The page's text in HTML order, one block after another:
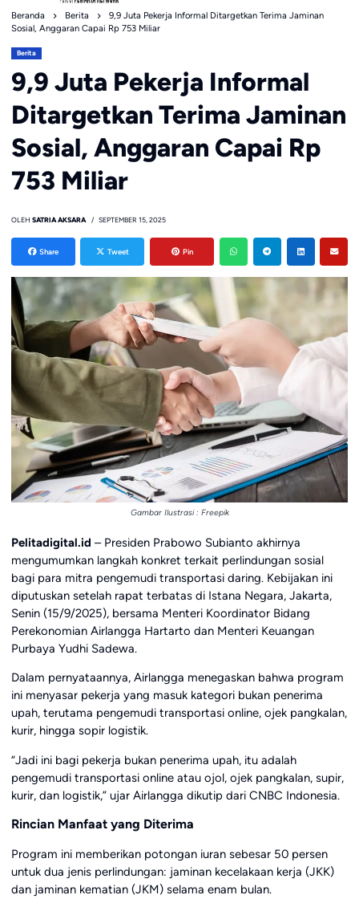
Beranda Berita
9,9 Juta Pekerja Informal Ditargetkan Terima Jaminan
Sosial, Anggaran Capai Rp 753 Miliar
Berita
9,9 Juta Pekerja Informal
Ditargetkan Terima Jaminan
Sosial, Anggaran Capai Rp
753 Miliar
OLEH SATRIA AKSARA SEPTEMBER 15, 2025
Share Tweet Pin
Gambar Ilustrasi : Freepik
Pelitadigital.id – Presiden Prabowo Subianto akhirnya
mengumumkan langkah konkret terkait perlindungan sosial
bagi para mitra pengemudi transportasi daring. Kebijakan ini
diputuskan setelah rapat terbatas di Istana Negara, Jakarta,
Senin (15/9/2025), bersama Menteri Koordinator Bidang
Perekonomian Airlangga Hartarto dan Menteri Keuangan
Purbaya Yudhi Sadewa.
Dalam pernyataannya, Airlangga menegaskan bahwa program
ini menyasar pekerja yang masuk kategori bukan penerima
upah, terutama pengemudi transportasi online, ojek pangkalan,
kurir, hingga sopir logistik.
“Jadi ini bagi pekerja bukan penerima upah, itu adalah
pengemudi transportasi online atau ojol, ojek pangkalan, supir,
kurir, dan logistik,” ujar Airlangga dikutip dari CNBC Indonesia.
Rincian Manfaat yang Diterima
Program ini memberikan potongan iuran sebesar 50 persen
untuk dua jenis perlindungan: jaminan kecelakaan kerja (JKK)
dan jaminan kematian (JKM) selama enam bulan.